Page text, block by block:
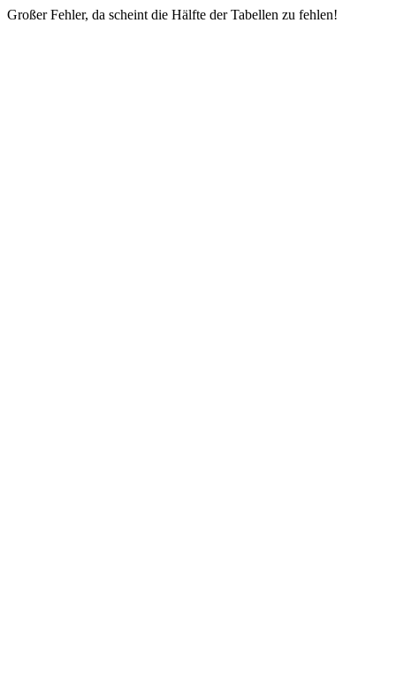
Großer Fehler, da scheint die Hälfte der Tabellen zu fehlen!